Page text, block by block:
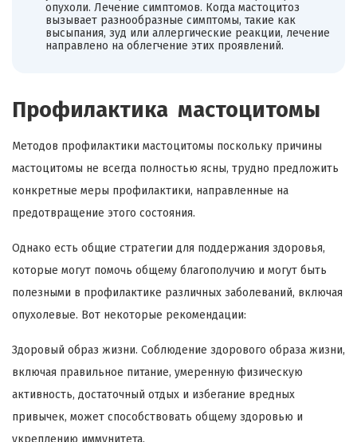
опухоли. Лечение симптомов. Когда мастоцитоз
вызывает разнообразные симптомы, такие как
высыпания, зуд или аллергические реакции, лечение
направлено на облегчение этих проявлений.
Профилактика мастоцитомы
Методов профилактики мастоцитомы поскольку причины
мастоцитомы не всегда полностью ясны, трудно предложить
конкретные меры профилактики, направленные на
предотвращение этого состояния.
Однако есть общие стратегии для поддержания здоровья,
которые могут помочь общему благополучию и могут быть
полезными в профилактике различных заболеваний, включая
опухолевые. Вот некоторые рекомендации:
Здоровый образ жизни. Соблюдение здорового образа жизни,
включая правильное питание, умеренную физическую
активность, достаточный отдых и избегание вредных
привычек, может способствовать общему здоровью и
укреплению иммунитета.